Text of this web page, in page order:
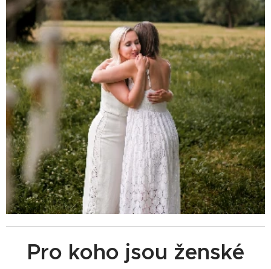
Pro koho jsou ženské